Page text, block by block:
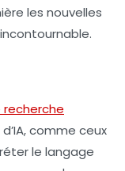
les nouvelles
comme ceux
le langage